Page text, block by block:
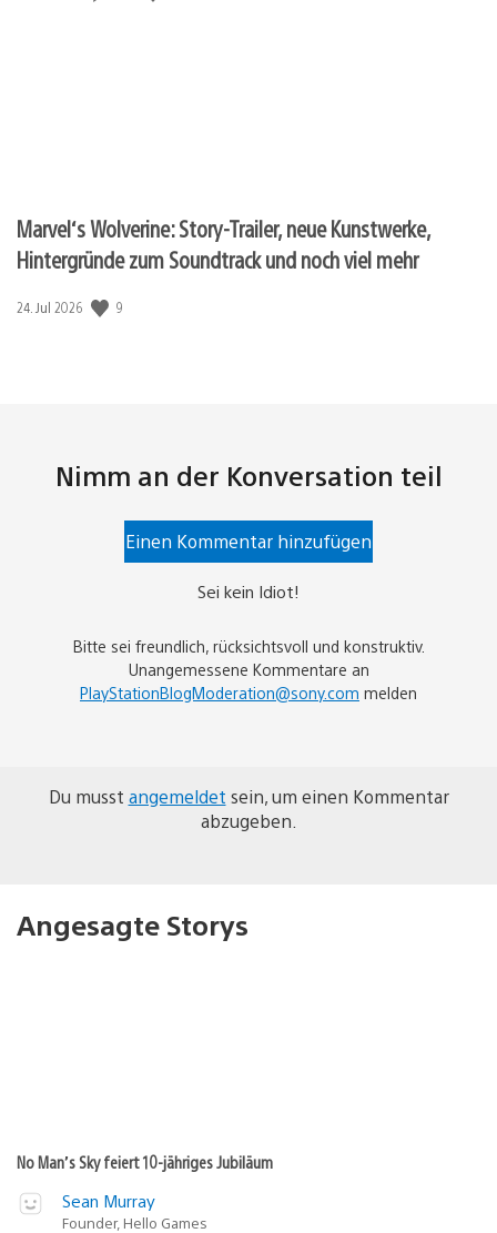
Marvel‘s Wolverine: Story-Trailer, neue Kunstwerke,
Hintergründe zum Soundtrack und noch viel mehr
Veröffentlichungsdatum:
24. Jul 2026 9
Nimm an der Konversation teil
Einen Kommentar hinzufügen
Sei kein Idiot!
Bitte sei freundlich, rücksichtsvoll und konstruktiv.
Unangemessene Kommentare an
PlayStationBlogModeration@sony.com melden
Du musst angemeldet sein, um einen Kommentar
abzugeben.
Angesagte Storys
No Man’s Sky feiert 10-jähriges Jubiläum
Sean Murray
Founder, Hello Games